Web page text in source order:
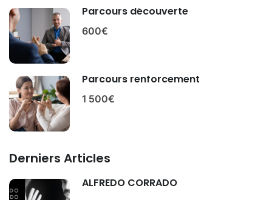
Parcours découverte
600€
Parcours renforcement
1 500€
Derniers Articles
ALFREDO CORRADO